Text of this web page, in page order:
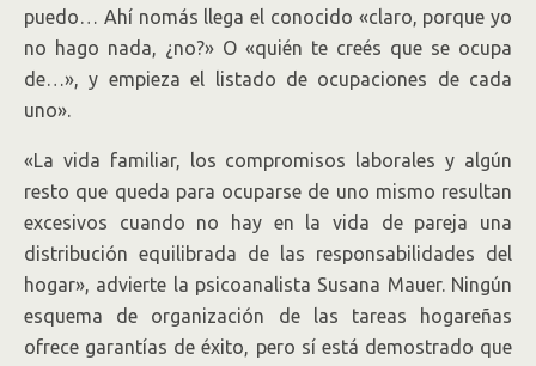
puedo… Ahí nomás llega el conocido «claro, porque yo
no hago nada, ¿no?» O «quién te creés que se ocupa
de…», y empieza el listado de ocupaciones de cada
uno».
«La vida familiar, los compromisos laborales y algún
resto que queda para ocuparse de uno mismo resultan
excesivos cuando no hay en la vida de pareja una
distribución equilibrada de las responsabilidades del
hogar», advierte la psicoanalista Susana Mauer. Ningún
esquema de organización de las tareas hogareñas
ofrece garantías de éxito, pero sí está demostrado que